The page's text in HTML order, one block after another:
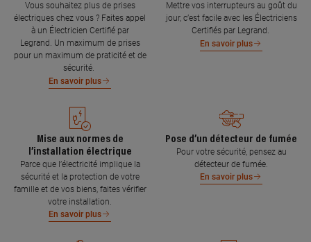
Vous souhaitez plus de prises
électriques chez vous ? Faites appel
à un Électricien Certifié par
Legrand. Un maximum de prises
pour un maximum de praticité et de
sécurité.
En savoir plus
Mettre vos interrupteurs au goût du
jour, c’est facile avec les Électriciens
Certifiés par Legrand.
En savoir plus
Mise aux normes de
l’installation électrique
Parce que l’électricité implique la
sécurité et la protection de votre
famille et de vos biens, faites vérifier
votre installation.
En savoir plus
Pose d’un détecteur de fumée
Pour votre sécurité, pensez au
détecteur de fumée.
En savoir plus